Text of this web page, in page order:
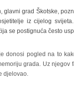
glavni grad Škotske,
iz cijelog
se postignuća često
donosi pogled na to
grada. Uz njegov
djelovao.